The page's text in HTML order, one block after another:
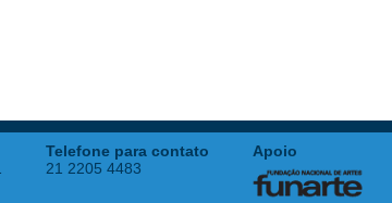
Telefone para contato
21 2205 4483
Apoio